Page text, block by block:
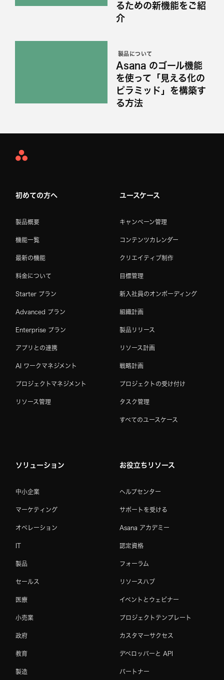
るための新機能をご紹
介
製品について
Asana のゴール機能
を使って「見える化の
ピラミッド」を構築す
る方法
Asana
初めての方へ
製品概要
機能一覧
最新の機能
料金について
Starter プラン
Advanced プラン
Enterprise プラン
アプリとの連携
AI ワークマネジメント
プロジェクトマネジメント
リソース管理
ユースケース
キャンペーン管理
コンテンツカレンダー
クリエイティブ制作
目標管理
新入社員のオンボーディング
組織計画
製品リリース
リソース計画
戦略計画
プロジェクトの受け付け
タスク管理
すべてのユースケース
ソリューション
中小企業
マーケティング
オペレーション
IT
製品
セールス
医療
小売業
政府
教育
製造
お役立ちリソース
ヘルプセンター
サポートを受ける
Asana アカデミー
認定資格
フォーラム
リソースハブ
イベントとウェビナー
プロジェクトテンプレート
カスタマーサクセス
デベロッパーと API
パートナー